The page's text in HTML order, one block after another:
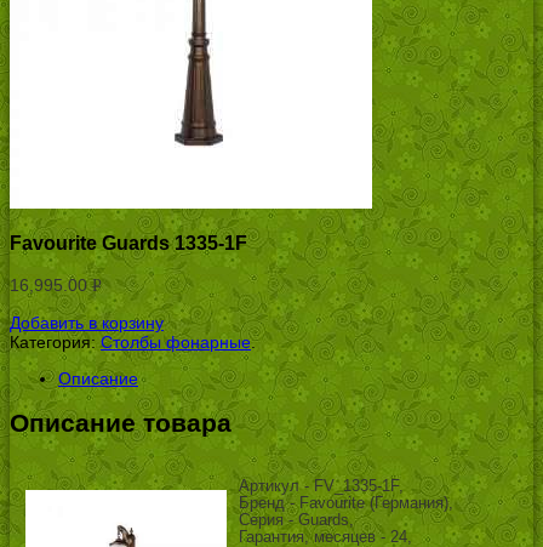
Favourite Guards 1335-1F
16,995.00Р
УБ.
Добавить в корзину
Категория: Столбы фонарные.
Описание
Описание товара
Артикул - FV_1335-1F,
Бренд - Favourite (Германия),
Серия - Guards,
Гарантия, месяцев - 24,